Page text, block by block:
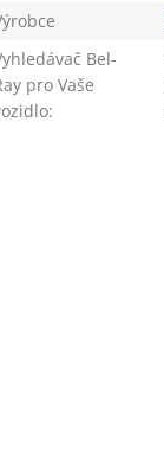
Bel-
pro Vaše